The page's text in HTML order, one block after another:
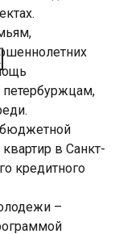
в Санкт-
кредитного
–